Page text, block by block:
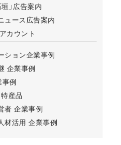
垣」広告案内
ュース広告案内
カウント
ション企業事例
企業事例
例
特産品
者 企業事例
材活用 企業事例